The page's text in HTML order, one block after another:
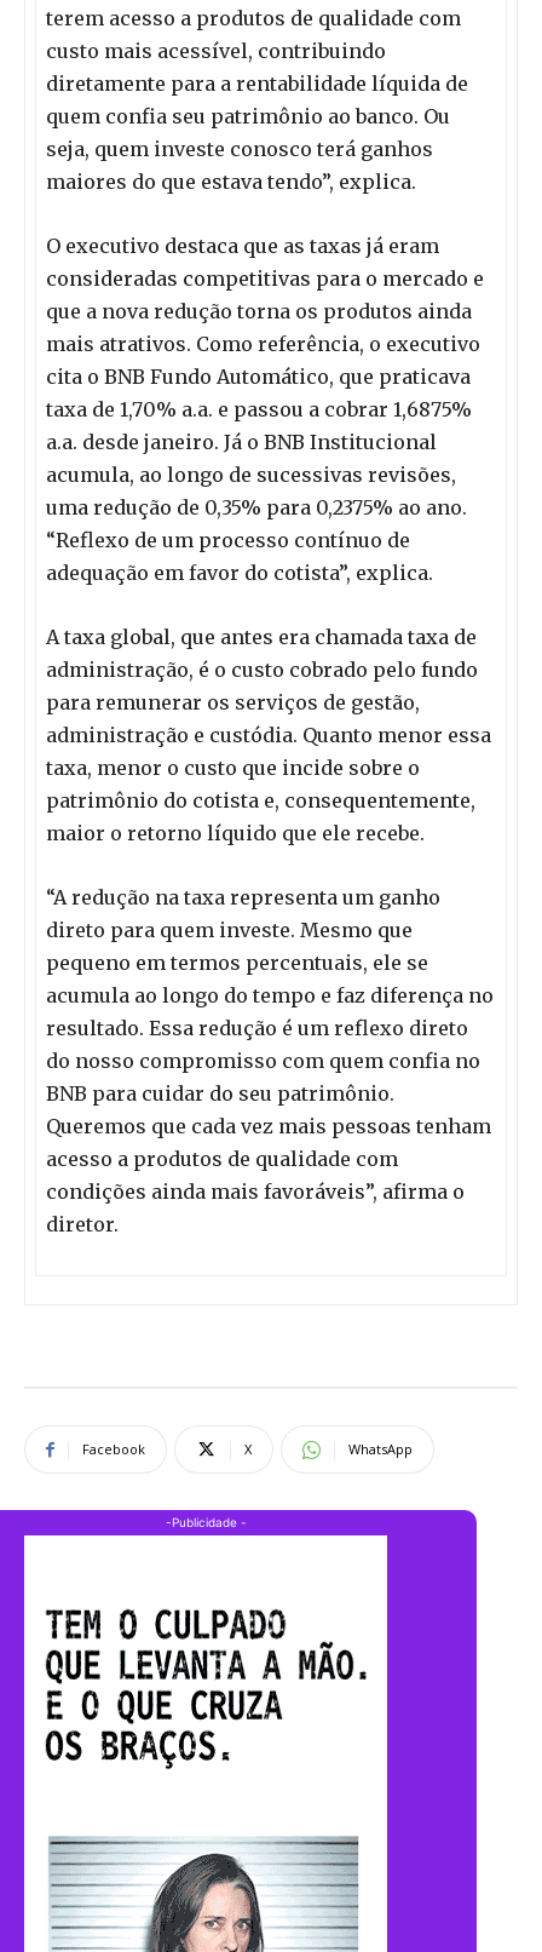
terem acesso a produtos de qualidade com
custo mais acessível, contribuindo
diretamente para a rentabilidade líquida de
quem confia seu patrimônio ao banco. Ou
seja, quem investe conosco terá ganhos
maiores do que estava tendo”, explica.
O executivo destaca que as taxas já eram
consideradas competitivas para o mercado e
que a nova redução torna os produtos ainda
mais atrativos. Como referência, o executivo
cita o BNB Fundo Automático, que praticava
taxa de 1,70% a.a. e passou a cobrar 1,6875%
a.a. desde janeiro. Já o BNB Institucional
acumula, ao longo de sucessivas revisões,
uma redução de 0,35% para 0,2375% ao ano.
“Reflexo de um processo contínuo de
adequação em favor do cotista”, explica.
A taxa global, que antes era chamada taxa de
administração, é o custo cobrado pelo fundo
para remunerar os serviços de gestão,
administração e custódia. Quanto menor essa
taxa, menor o custo que incide sobre o
patrimônio do cotista e, consequentemente,
maior o retorno líquido que ele recebe.
“A redução na taxa representa um ganho
direto para quem investe. Mesmo que
pequeno em termos percentuais, ele se
acumula ao longo do tempo e faz diferença no
resultado. Essa redução é um reflexo direto
do nosso compromisso com quem confia no
BNB para cuidar do seu patrimônio.
Queremos que cada vez mais pessoas tenham
acesso a produtos de qualidade com
condições ainda mais favoráveis”, afirma o
diretor.
Facebook X WhatsApp
-Publicidade -